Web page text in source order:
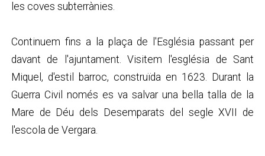
les coves subterrànies.
Continuem fins a la plaça de l'Església passant per
davant de l'ajuntament. Visitem l'església de Sant
Miquel, d'estil barroc, construïda en 1623. Durant la
Guerra Civil només es va salvar una bella talla de la
Mare de Déu dels Desemparats del segle XVII de
l'escola de Vergara.